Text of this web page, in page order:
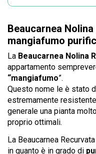
Beaucarnea
mangiafumo
La Beaucarnea Nolina
appartamento
“mangiafumo”.
Questo nome le è stato
estremamente
generale una pianta
proprio ottimali.
La Beaucarnea
in quanto è in grado di